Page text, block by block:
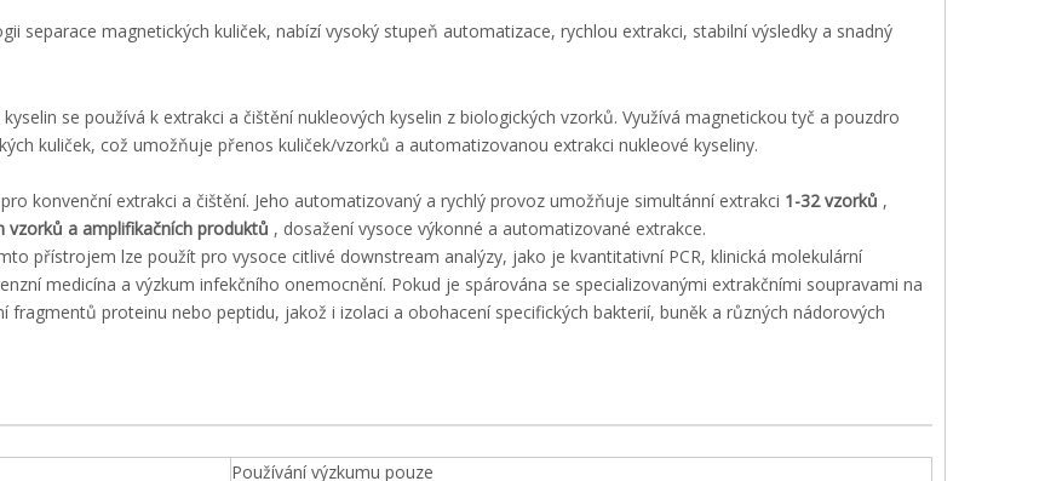
separace magnetických kuliček, nabízí vysoký stupeň automatizace, rychlou extrakci, stabilní výsledky a snadný
se používá k extrakci a čištění nukleových kyselin z biologických vzorků. Využívá magnetickou tyč a pouzdro
kuliček, což umožňuje přenos kuliček/vzorků a automatizovanou extrakci nukleové kyseliny.
konvenční extrakci a čištění. Jeho automatizovaný a rychlý provoz umožňuje simultánní extrakci 1-32 vzorků ,
vzorků a amplifikačních produktů , dosažení vysoce výkonné a automatizované extrakce.
přístrojem lze použít pro vysoce citlivé downstream analýzy, jako je kvantitativní PCR, klinická molekulární
medicína a výzkum infekčního onemocnění. Pokud je spárována se specializovanými extrakčními soupravami na
proteinu nebo peptidu, jakož i izolaci a obohacení specifických bakterií, buněk a různých nádorových
Používání výzkumu pouze